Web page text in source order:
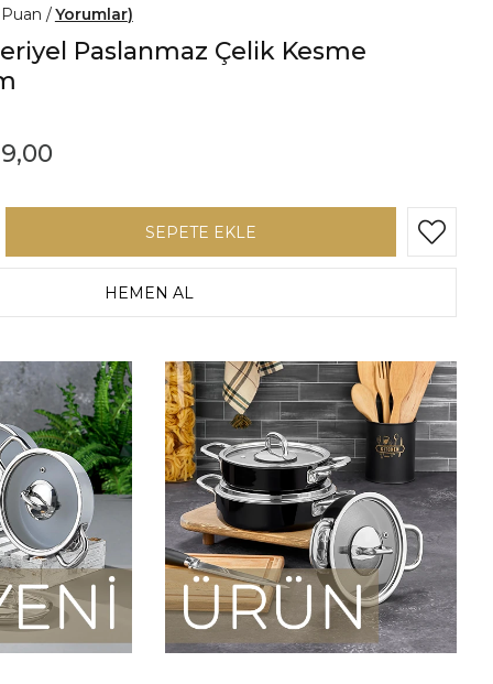
Yorumlar
Paslanmaz Çelik Kesme